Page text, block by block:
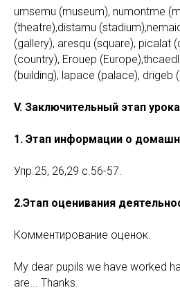
umsemu (museum), numontme
(theatre),distamu
(gallery), aresqu (square), picalat
(country), Erouep
(building), lapace (palace), drigeb
V. Заключительный этап урока
1. Этап информации о
Упр.25, 26,29 с.56-57.
2.Этап оценивания
Комментирование оценок.
My dear pupils we have worked
are... Thanks.